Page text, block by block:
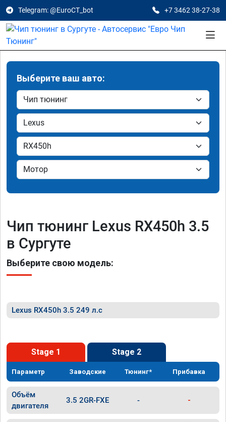
Telegram: @EuroCT_bot +7 3462 38-27-38
Выберите ваш авто:
Чип тюнинг Lexus RX450h 3.5
в Сургуте
Выберите свою модель:
Lexus RX450h 3.5 249 л.с
Stage 1 Stage 2
Параметр Заводские Тюнинг* Прибавка
Объём
двигателя
3.5 2GR-FXE - -